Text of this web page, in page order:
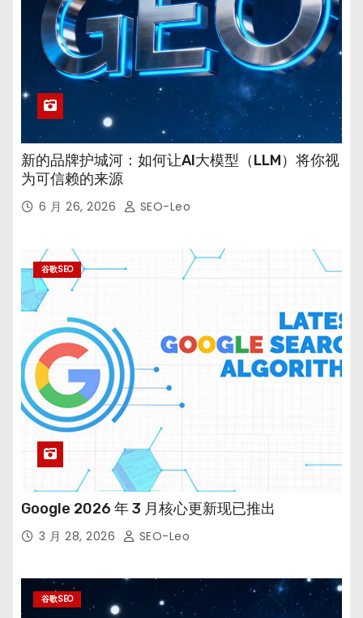
新的品牌护城河：如何让AI大模型（LLM）将你视
为可信赖的来源
6 月 26, 2026 SEO-Leo
谷歌SEO
Google 2026 年 3 月核心更新现已推出
3 月 28, 2026 SEO-Leo
谷歌SEO